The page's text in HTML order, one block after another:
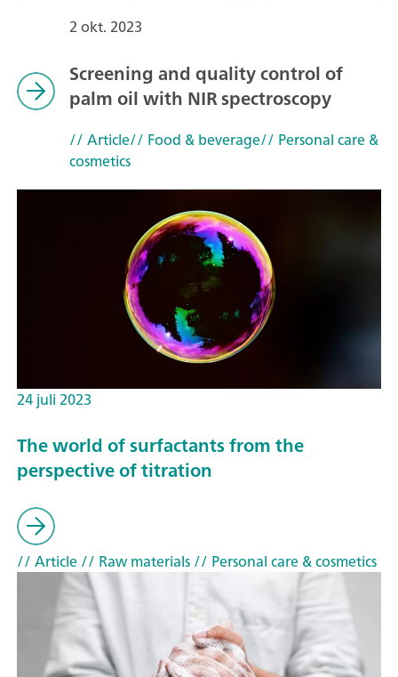
2 okt. 2023
Screening and quality control of
palm oil with NIR spectroscopy
// Article// Food & beverage// Personal care &
cosmetics
24 juli 2023
The world of surfactants from the
perspective of titration
// Article// Raw materials// Personal care & cosmetics